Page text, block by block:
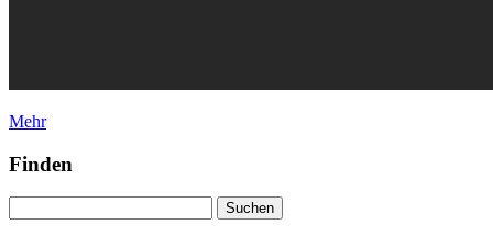
Mehr
Finden
nach: